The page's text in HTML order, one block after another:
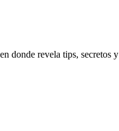
donde revela tips,